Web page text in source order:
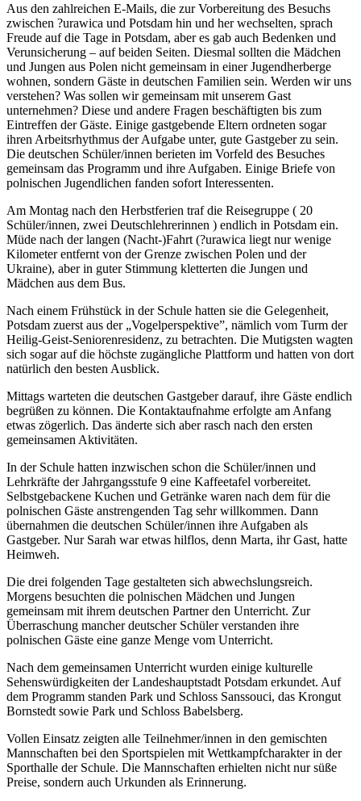
Aus den zahlreichen E-Mails, die zur Vorbereitung des Besuchs
zwischen ?urawica und Potsdam hin und her wechselten, sprach
Freude auf die Tage in Potsdam, aber es gab auch Bedenken und
Verunsicherung – auf beiden Seiten. Diesmal sollten die Mädchen
und Jungen aus Polen nicht gemeinsam in einer Jugendherberge
wohnen, sondern Gäste in deutschen Familien sein. Werden wir uns
verstehen? Was sollen wir gemeinsam mit unserem Gast
unternehmen? Diese und andere Fragen beschäftigten bis zum
Eintreffen der Gäste. Einige gastgebende Eltern ordneten sogar
ihren Arbeitsrhythmus der Aufgabe unter, gute Gastgeber zu sein.
Die deutschen Schüler/innen berieten im Vorfeld des Besuches
gemeinsam das Programm und ihre Aufgaben. Einige Briefe von
polnischen Jugendlichen fanden sofort Interessenten.
Am Montag nach den Herbstferien traf die Reisegruppe ( 20
Schüler/innen, zwei Deutschlehrerinnen ) endlich in Potsdam ein.
Müde nach der langen (Nacht-)Fahrt (?urawica liegt nur wenige
Kilometer entfernt von der Grenze zwischen Polen und der
Ukraine), aber in guter Stimmung kletterten die Jungen und
Mädchen aus dem Bus.
Nach einem Frühstück in der Schule hatten sie die Gelegenheit,
Potsdam zuerst aus der „Vogelperspektive”, nämlich vom Turm der
Heilig-Geist-Seniorenresidenz, zu betrachten. Die Mutigsten wagten
sich sogar auf die höchste zugängliche Plattform und hatten von dort
natürlich den besten Ausblick.
Mittags warteten die deutschen Gastgeber darauf, ihre Gäste endlich
begrüßen zu können. Die Kontaktaufnahme erfolgte am Anfang
etwas zögerlich. Das änderte sich aber rasch nach den ersten
gemeinsamen Aktivitäten.
In der Schule hatten inzwischen schon die Schüler/innen und
Lehrkräfte der Jahrgangsstufe 9 eine Kaffeetafel vorbereitet.
Selbstgebackene Kuchen und Getränke waren nach dem für die
polnischen Gäste anstrengenden Tag sehr willkommen. Dann
übernahmen die deutschen Schüler/innen ihre Aufgaben als
Gastgeber. Nur Sarah war etwas hilflos, denn Marta, ihr Gast, hatte
Heimweh.
Die drei folgenden Tage gestalteten sich abwechslungsreich.
Morgens besuchten die polnischen Mädchen und Jungen
gemeinsam mit ihrem deutschen Partner den Unterricht. Zur
Überraschung mancher deutscher Schüler verstanden ihre
polnischen Gäste eine ganze Menge vom Unterricht.
Nach dem gemeinsamen Unterricht wurden einige kulturelle
Sehenswürdigkeiten der Landeshauptstadt Potsdam erkundet. Auf
dem Programm standen Park und Schloss Sanssouci, das Krongut
Bornstedt sowie Park und Schloss Babelsberg.
Vollen Einsatz zeigten alle Teilnehmer/innen in den gemischten
Mannschaften bei den Sportspielen mit Wettkampfcharakter in der
Sporthalle der Schule. Die Mannschaften erhielten nicht nur süße
Preise, sondern auch Urkunden als Erinnerung.